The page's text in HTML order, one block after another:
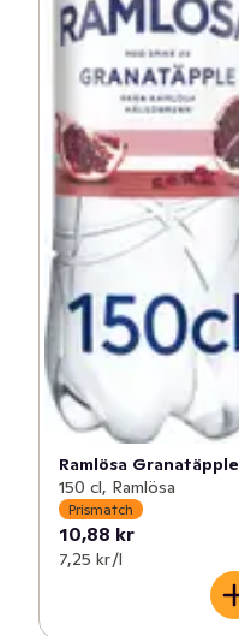
Ramlösa Granatäpple
150 cl, Ramlösa
Prismatch
10,88 kr
7,25 kr /l